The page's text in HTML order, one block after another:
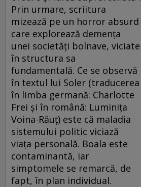
Prin urmare, scriitura
mizează pe un horror absurd
care explorează demenţa
unei societăţi bolnave, viciate
în structura sa
fundamentală. Ce se observă
în textul lui Soler (traducerea
în limba germană: Charlotte
Frei şi în română: Luminiţa
Voina-Răuţ) este că maladia
sistemului politic viciază
viaţa personală. Boala este
contaminantă, iar
simptomele se remarcă, de
fapt, în plan individual.